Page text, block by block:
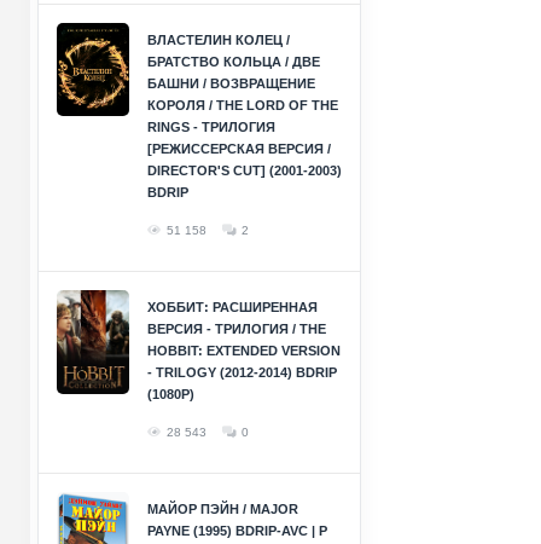
ВЛАСТЕЛИН КОЛЕЦ /
БРАТСТВО КОЛЬЦА / ДВЕ
БАШНИ / ВОЗВРАЩЕНИЕ
КОРОЛЯ / THE LORD OF THE
RINGS - ТРИЛОГИЯ
[РЕЖИССЕРСКАЯ ВЕРСИЯ /
DIRECTOR'S CUT] (2001-2003)
BDRIP
51 158 2
ХОББИТ: РАСШИРЕННАЯ
ВЕРСИЯ - ТРИЛОГИЯ / THE
HOBBIT: EXTENDED VERSION
- TRILOGY (2012-2014) BDRIP
(1080P)
28 543 0
МАЙОР ПЭЙН / MAJOR
PAYNE (1995) BDRIP-AVC | P